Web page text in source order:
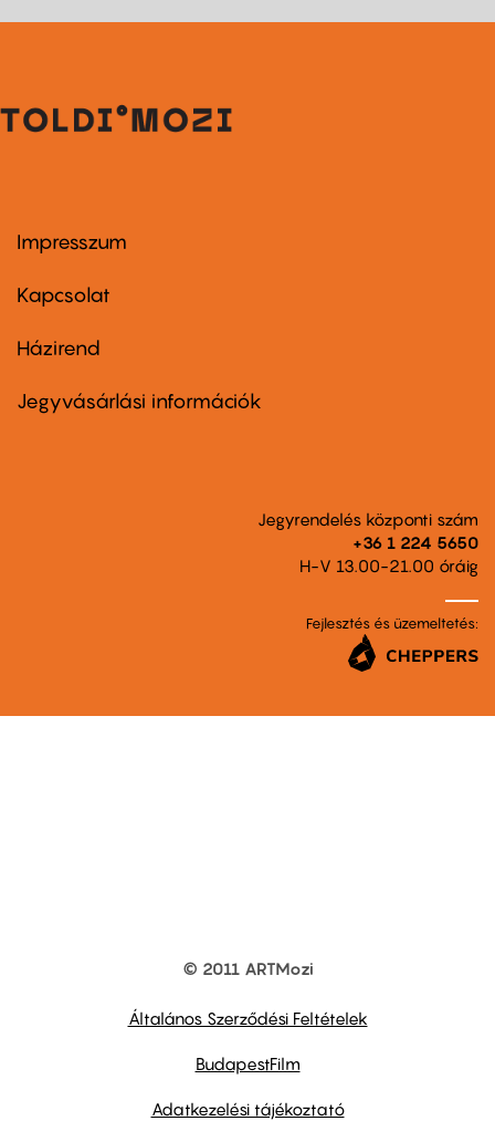
Footer
first
Impresszum
Kapcsolat
Footer
second
Házirend
Jegyvásárlási információk
Jegyrendelés központi szám
+36 1 224 5650
H-V 13.00-21.00 óráig
Fejlesztés és üzemeltetés:
© 2011 ARTMozi
Általános Szerződési Feltételek
BudapestFilm
Adatkezelési tájékoztató